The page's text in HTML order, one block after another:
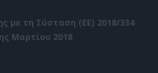
με τη Σύσταση (ΕΕ) 2018/334
Μαρτίου 2018